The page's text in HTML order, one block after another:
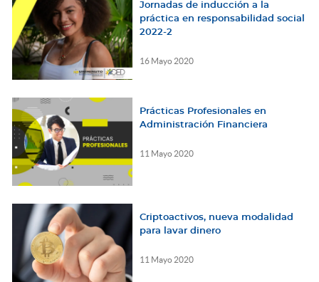
Jornadas de inducción a la
práctica en responsabilidad social
2022-2
16 Mayo 2020
Prácticas Profesionales en
Administración Financiera
11 Mayo 2020
Criptoactivos, nueva modalidad
para lavar dinero
11 Mayo 2020